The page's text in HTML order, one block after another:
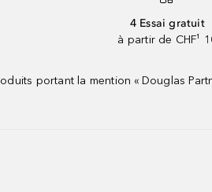
4 Essai gratuit
à partir de CHF¹
portant la mention « Douglas